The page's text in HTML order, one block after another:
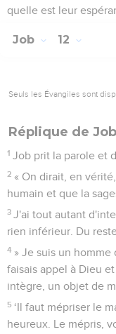
quelle est leur
Job 12
Seuls les Évangiles sont
Réplique de
1 Job prit la parole et
2 « On dirait, en
humain et que la
3 J'ai tout autant
rien inférieur. Du
4 » Je suis un
faisais appel à Dieu
intègre, un objet de
5 ‘Il faut mépriser le
heureux. Le mépris,